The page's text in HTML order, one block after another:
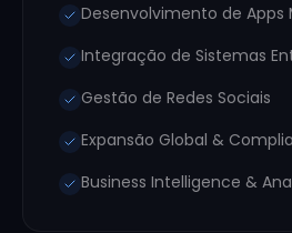
Desenvolvimento de Apps
Integração de Sistemas
Gestão de Redes Sociais
Expansão Global &
Business Intelligence &